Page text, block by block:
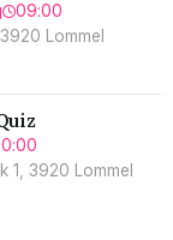
09:00
Lommel
1, 3920 Lommel